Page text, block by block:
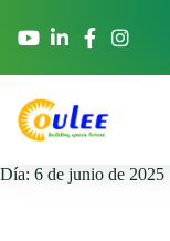
Día: 6 de junio de 2025